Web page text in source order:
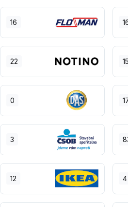
16
22 15
0
3
12 4